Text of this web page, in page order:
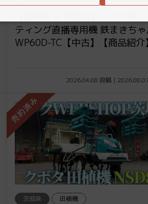
ティング直播専用機 鉄まきちゃ
WP60D-TC【中古】【商品紹介】
2026.04.08 投稿 |
茨城県 田植機